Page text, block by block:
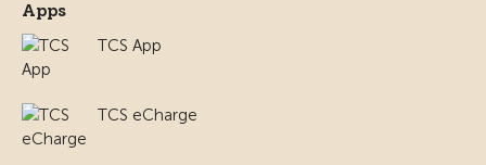
Apps
TCS App
TCS eCharge